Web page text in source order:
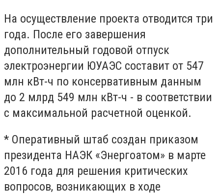
На осуществление проекта отводится три
года. После его завершения
дополнительный годовой отпуск
электроэнергии ЮУАЭС составит от 547
млн кВт-ч по консервативным данным
до 2 млрд 549 млн кВт-ч - в соответствии
с максимальной расчетной оценкой.
* Оперативный штаб создан приказом
президента НАЭК «Энергоатом» в марте
2016 года для решения критических
вопросов, возникающих в ходе